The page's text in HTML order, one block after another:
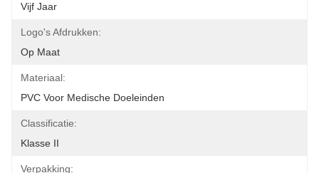
Vijf Jaar
Logo's Afdrukken:
Op Maat
Materiaal:
PVC Voor Medische Doeleinden
Classificatie:
Klasse II
Verpakking: